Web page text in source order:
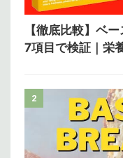
【徹底比較】ベ
7項目で検証｜栄
2